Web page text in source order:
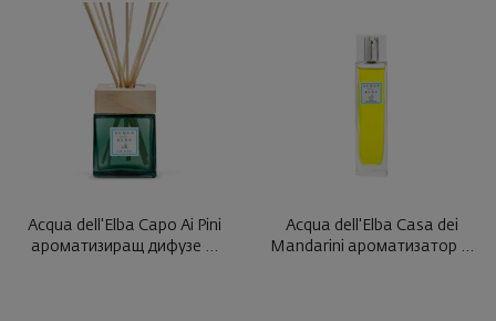
Acqua dell'Elba Capo Ai Pini
ароматизиращ дифузе ...
Acqua dell'Elba Casa dei
Mandarini ароматизатор ...